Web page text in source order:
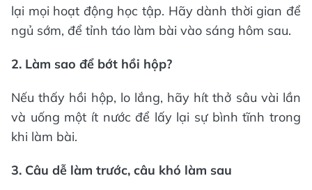
lại mọi hoạt động học tập. Hãy dành thời gian để
ngủ sớm, để tỉnh táo làm bài vào sáng hôm sau.
2. Làm sao để bớt hồi hộp?
Nếu thấy hồi hộp, lo lắng, hãy hít thở sâu vài lần
và uống một ít nước để lấy lại sự bình tĩnh trong
khi làm bài.
3. Câu dễ làm trước, câu khó làm sau